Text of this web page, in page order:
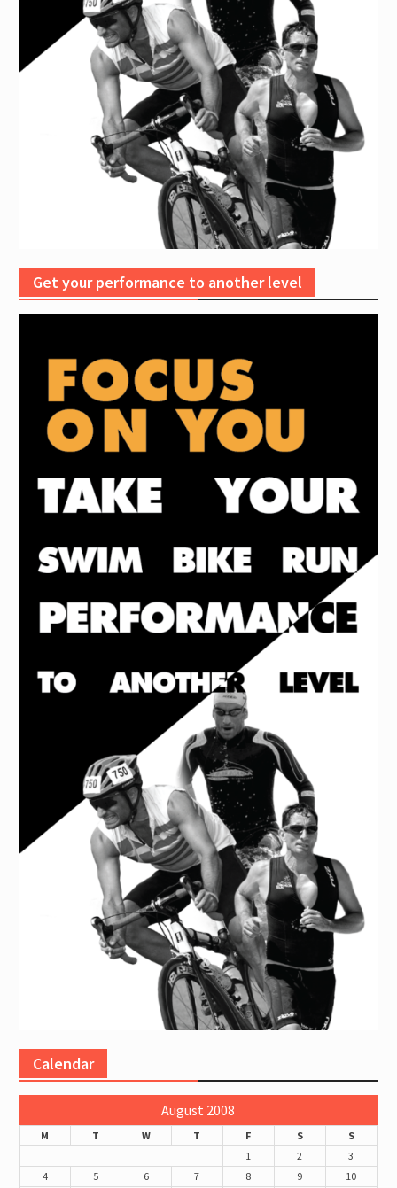
Get your performance to another level
Calendar
August 2008
M T W T F S
S
1
2
3
4
5 6 7 8 9 10